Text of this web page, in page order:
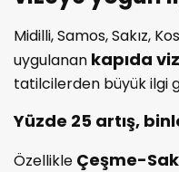
Midilli, Samos, Sakız,
uygulanan kapıda
tatilcilerden büyük ilgi
Yüzde 25 artış,
Özellikle Çeşme-